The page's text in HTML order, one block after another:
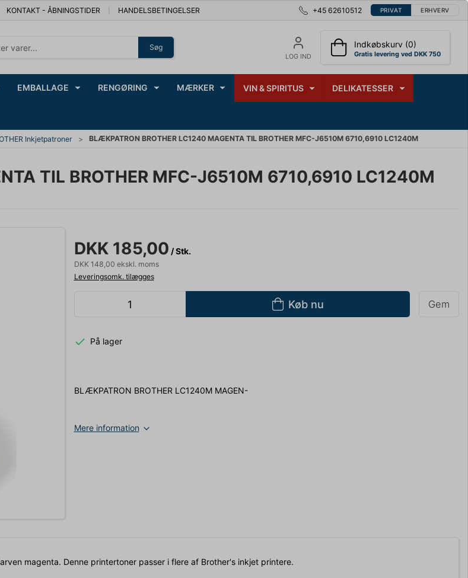
KONTAKT - ÅBNINGSTIDER HANDELSBETINGELSER +45 62610512 PRIVAT ERHVERV
Søg
LOG IND
Indkøbskurv (0)
Gratis levering ved DKK 750
EMBALLAGE RENGØRING MÆRKER VIN & SPIRITUS DELIKATESSER
Inkjetpatroner BLÆKPATRON BROTHER LC1240 MAGENTA TIL BROTHER MFC-J6510M 6710,6910 LC1240M
TIL BROTHER MFC-J6510M 6710,6910 LC1240M
DKK 185,00 / Stk.
DKK 148,00 ekskl. moms
Leveringsomk. tilægges
Køb nu Gem
På lager
BLÆKPATRON BROTHER LC1240M MAGEN-
Mere information
magenta. Denne printertoner passer i flere af Brother's inkjet printere.